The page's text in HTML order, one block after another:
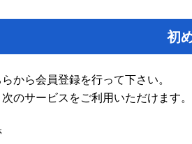
初
から会員登録を行って下さい。
のサービスをご利用いただけます。